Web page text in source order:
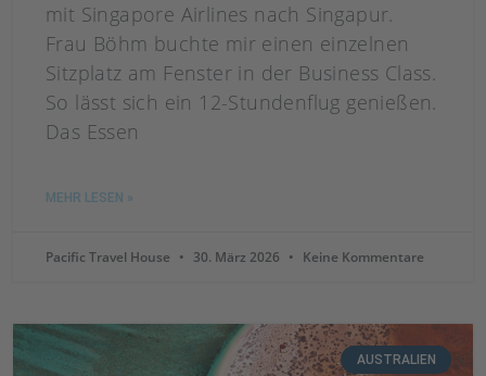
mit Singapore Airlines nach Singapur.
Frau Böhm buchte mir einen einzelnen
Sitzplatz am Fenster in der Business Class.
So lässt sich ein 12-Stundenflug genießen.
Das Essen
MEHR LESEN »
Pacific Travel House 30. März 2026 Keine Kommentare
AUSTRALIEN